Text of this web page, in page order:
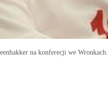
na konferecji we Wronkach.